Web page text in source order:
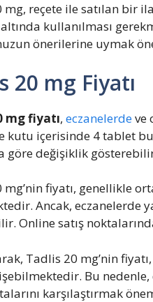
mg, reçete ile satılan bir
kullanılması
önerilerine uymak
20 mg Fiyatı
mg fiyatı, eczanelerdeve
kutu içerisinde 4 tablet
göre değişiklik
mg’nin fiyatı, genellikle
Ancak, eczanelerde
Online satış
Tadlis 20 mg’nin
Bu
karşılaştırmak